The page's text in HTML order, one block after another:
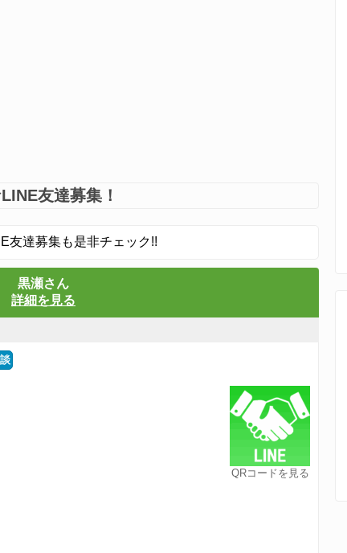
友達募集！
友達募集も是非チェック!!
黒瀬さん
詳細を見る
QRコードを見る